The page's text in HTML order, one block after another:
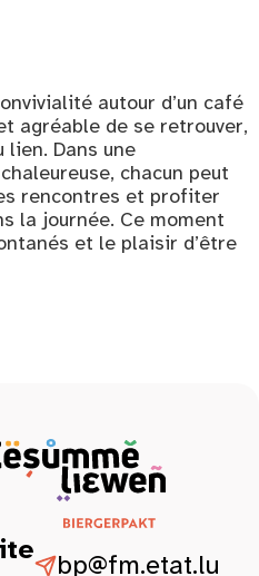
autour d’un café
agréable de se retrouver,
lien. Dans une
chacun peut
rencontres et profiter
la journée. Ce moment
et le plaisir d’être
bp@fm.etat.lu